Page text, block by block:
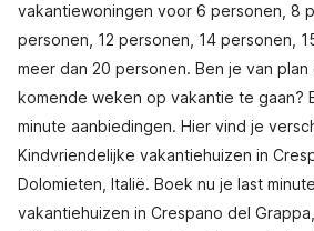
vakantiewoningen voor 6 personen, 8
personen, 12 personen, 14 personen,
meer dan 20 personen. Ben je van plan
komende weken op vakantie te gaan?
minute aanbiedingen. Hier vind je
Kindvriendelijke vakantiehuizen in
Dolomieten, Italië. Boek nu je last
vakantiehuizen in Crespano del